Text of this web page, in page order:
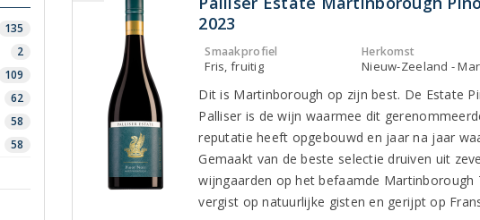
135
2
109
62
58
58
2023
Smaakprofiel
Fris, fruitig
Herkomst
Nieuw-Zeeland -
Dit is Martinborough op zijn best. De Estate
Palliser is de wijn waarmee dit
reputatie heeft opgebouwd en jaar na jaar
Gemaakt van de beste selectie druiven uit
wijngaarden op het befaamde Martinborough
vergist op natuurlijke gisten en gerijpt op